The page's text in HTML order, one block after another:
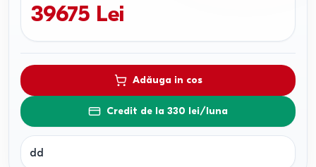
39675 Lei
Adăuga in cos
Credit de la 330 lei/luna
dd